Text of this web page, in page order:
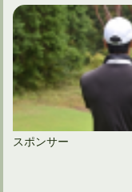
スポンサー